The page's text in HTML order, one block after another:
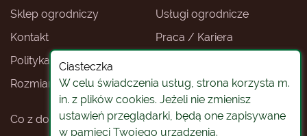
Ciasteczka
W celu świadczenia usług, strona korzysta m.
in. z plików cookies. Jeżeli nie zmienisz
ustawień przeglądarki, będą one zapisywane
w pamięci Twojego urządzenia.
Sklep ogrodniczy
Usługi ogrodnicze
Kontakt
Praca / Kariera
Polityka prywatności
Rozmiary roślin
Sklep ogrodniczy -
Wrocław
Co z doniczkami
Rośliny na pniu